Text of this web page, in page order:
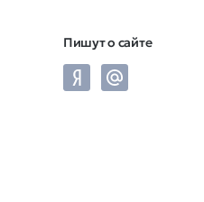
Пишут о сайте